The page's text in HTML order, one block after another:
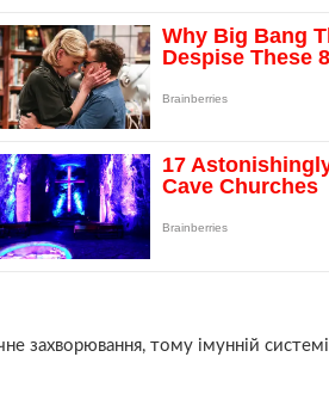
захворювання, тому імунній системі